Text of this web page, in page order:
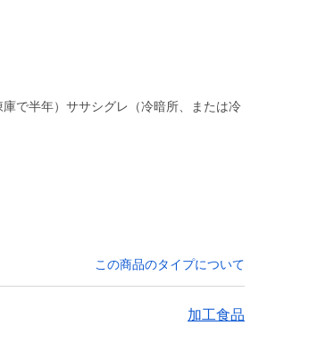
で半年）ササシグレ（冷暗所、または冷
この商品のタイプについて
加工食品